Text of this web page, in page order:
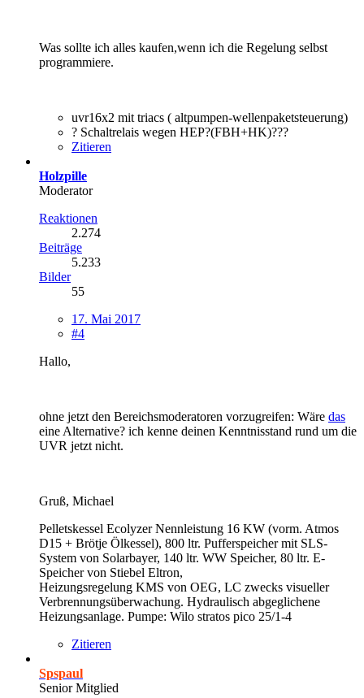
Was sollte ich alles kaufen,wenn ich die Regelung selbst
programmiere.
uvr16x2 mit triacs ( altpumpen-wellenpaketsteuerung)
? Schaltrelais wegen HEP?(FBH+HK)???
Zitieren
Holzpille
Moderator
Reaktionen
2.274
Beiträge
5.233
Bilder
55
17. Mai 2017
#4
Hallo,
ohne jetzt den Bereichsmoderatoren vorzugreifen: Wäre das
eine Alternative? ich kenne deinen Kenntnisstand rund um die
UVR jetzt nicht.
Gruß, Michael
Pelletskessel Ecolyzer Nennleistung 16 KW (vorm. Atmos
D15 + Brötje Ölkessel), 800 ltr. Pufferspeicher mit SLS-
System von Solarbayer, 140 ltr. WW Speicher, 80 ltr. E-
Speicher von Stiebel Eltron,
Heizungsregelung KMS von OEG, LC zwecks visueller
Verbrennungsüberwachung. Hydraulisch abgeglichene
Heizungsanlage. Pumpe: Wilo stratos pico 25/1-4
Zitieren
Spspaul
Senior Mitglied